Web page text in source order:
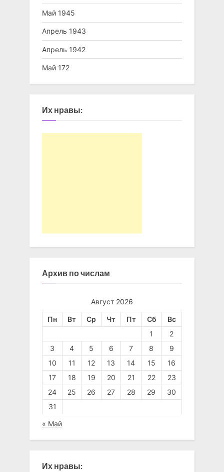
Май 1945
Апрель 1943
Апрель 1942
Май 172
Их нравы:
Архив по числам
Август 2026
Пн Вт Ср Чт Пт Сб
Вс
1
2
3
4 5 6 7 8
9
10
11 12 13 14 15
16
17
18 19 20 21 22
23
24
25 26 27 28 29
30
31
« Май
Их нравы: